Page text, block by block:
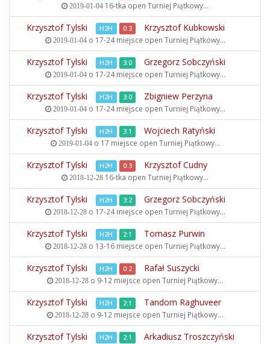
2019-01-04 16-tka open Turniej Piątkowy...
Krzysztof Tylski H2H 0:3 Krzysztof Kubkowski
2019-01-04o 17-24 miejsce open Turniej Piątkowy...
Krzysztof Tylski H2H 3:0 Grzegorz Sobczyński
2019-01-04o 17-24 miejsce open Turniej Piątkowy...
Krzysztof Tylski H2H 3:0 Zbigniew Perzyna
2019-01-04o 17-24 miejsce open Turniej Piątkowy...
Krzysztof Tylski H2H 3:1 Wojciech Ratyński
2019-01-04o 17 miejsce open Turniej Piątkowy...
Krzysztof Tylski H2H 0:3 Krzysztof Cudny
2018-12-28 16-tka open Turniej Piątkowy...
Krzysztof Tylski H2H 3:2 Grzegorz Sobczyński
2018-12-28o 17-24 miejsce open Turniej Piątkowy...
Krzysztof Tylski H2H 2:1 Tomasz Purwin
2018-12-28o 13-16 miejsce open Turniej Piątkowy...
Krzysztof Tylski H2H 0:2 Rafał Suszycki
2018-12-28 o 9-12 miejsce open Turniej Piątkowy...
Krzysztof Tylski H2H 2:1 Tandom Raghuveer
2018-12-28 o 9-12 miejsce open Turniej Piątkowy...
Krzysztof Tylski H2H 2:1 Arkadiusz Troszczyński